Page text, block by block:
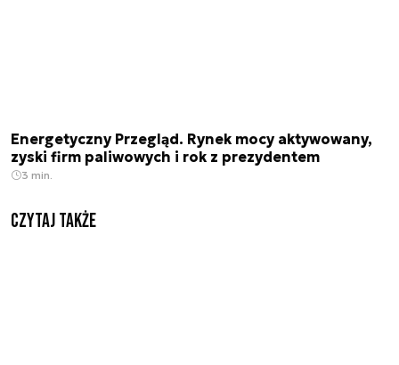
Energetyczny Przegląd. Rynek mocy aktywowany,
zyski firm paliwowych i rok z prezydentem
3 min.
Czytaj także